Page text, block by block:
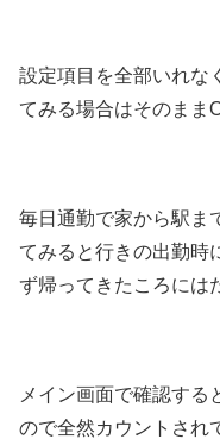
設定項目を全部いれな
てみる場合はそのまま
毎日通勤で家から駅ま
てみると行きの出勤時
ず帰ってきたころには
メイン画面で確認する
ので全然カウントされ